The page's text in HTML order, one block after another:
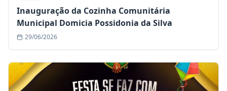
Inauguração da Cozinha Comunitária
Municipal Domicia Possidonia da Silva
29/06/2026